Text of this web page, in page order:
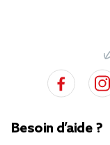
Besoin d’aide ?